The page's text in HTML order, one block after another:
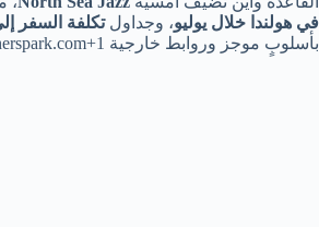
في هولندا خلال يوليو، وجداولتكلفة السفر
بأسلوبٍ موجز وروابط خارجية weatherspark.com+1